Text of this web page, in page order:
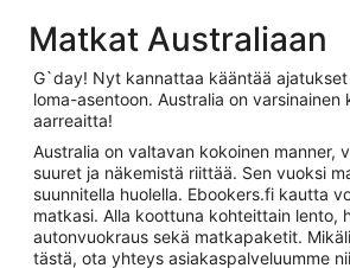
Matkat Australiaan
G`day! Nyt kannattaa kääntää
loma-asentoon. Australia on varsinainen
aarreaitta!
Australia on valtavan kokoinen manner,
suuret ja näkemistä riittää. Sen vuoksi
suunnitella huolella. Ebookers.fi kautta
matkasi. Alla koottuna kohteittain lento,
autonvuokraus sekä matkapaketit.
tästä, ota yhteys asiakaspalveluumme